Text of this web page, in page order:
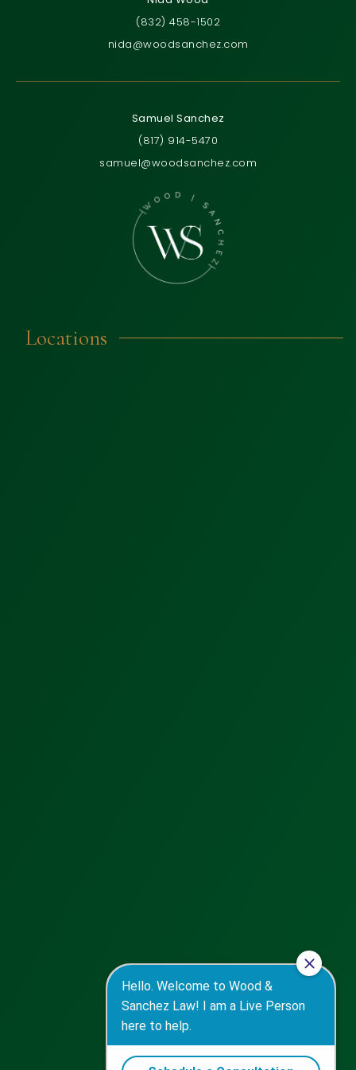
(832) 458-1502
nida@woodsanchez.com
Samuel Sanchez
(817) 914-5470
samuel@woodsanchez.com
Locations